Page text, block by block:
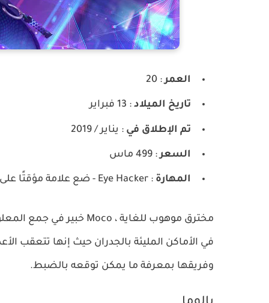
العمر: 20
تاريخ الميلاد : 13 فبراير
تم الإطلاق في : يناير / 2019
السعر: 499 ماس
المهارة : Eye Hacker - ضع علامة مؤقتًا على الأعداء الذين ضربهم Moco.
مخترق موهوب للغاية ، Moco خبير في جمع المعلومات القيمة والاختفاء دون أثر.
وفريقها بمعرفة ما يمكن توقعه بالضبط.